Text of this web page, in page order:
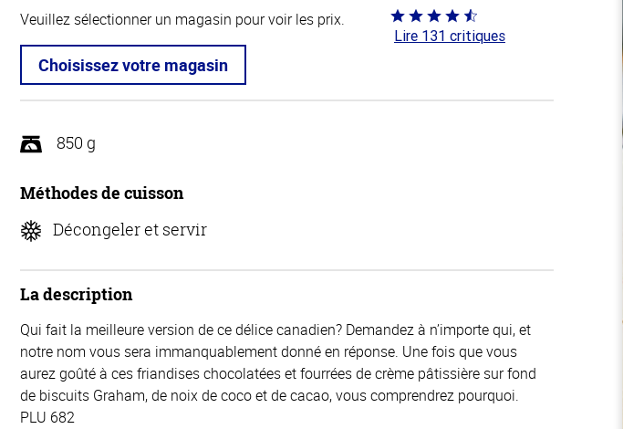
Veuillez sélectionner un magasin pour voir les prix.
Choisissez votre magasin
Coté
4.4 sur
Lire 131 critiques
850 g
Méthodes de cuisson
Décongeler et servir
La description
Qui fait la meilleure version de ce délice canadien? Demandez à n’importe qui, et
notre nom vous sera immanquablement donné en réponse. Une fois que vous
aurez goûté à ces friandises chocolatées et fourrées de crème pâtissière sur fond
de biscuits Graham, de noix de coco et de cacao, vous comprendrez pourquoi.
PLU 682